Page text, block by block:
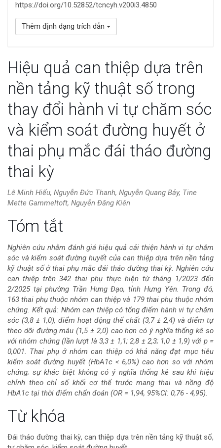
https://doi.org/10.52852/tcncyh.v200i3.4850
Thêm định dạng trích dẫn
Hiệu quả can thiệp dựa trên
nền tảng kỹ thuật số trong
thay đổi hành vi tự chăm sóc
và kiểm soát đường huyết ở
thai phụ mắc đái tháo đường
thai kỳ
Lê Minh Hiếu, Nguyễn Đức Thanh, Nguyễn Quang Bảy, Tine
Mette Gammeltoft, Nguyễn Đăng Kiên
Nội
dung
chính
của
bài
viết
Tóm tắt
Nghiên cứu nhằm đánh giá hiệu quả cải thiện hành vi tự chăm
sóc và kiểm soát đường huyết của can thiệp dựa trên nền tảng
kỹ thuật số ở thai phụ mắc đái tháo đường thai kỳ. Nghiên cứu
can thiệp trên 342 thai phụ thực hiện từ tháng 1/2023 đến
2/2025 tại phường Trần Hưng Đạo, tỉnh Hưng Yên. Trong đó,
163 thai phụ thuộc nhóm can thiệp và 179 thai phụ thuộc nhóm
chứng. Kết quả: Nhóm can thiệp có tổng điểm hành vi tự chăm
sóc (3,8 ± 1,0), điểm hoạt động thể chất (3,7 ± 2,4) và điểm tự
theo dõi đường máu (1,5 ± 2,0) cao hơn có ý nghĩa thống kê so
với nhóm chứng (lần lượt là 3,3 ± 1,1; 2,8 ± 2,3; 1,0 ± 1,9) với p =
0,001. Thai phụ ở nhóm can thiệp có khả năng đạt mục tiêu
kiểm soát đường huyết (HbA1c < 6,0%) cao hơn so với nhóm
chứng; sự khác biệt không có ý nghĩa thống kê sau khi hiệu
chỉnh theo chỉ số khối cơ thể trước mang thai và nồng độ
HbA1c tại thời điểm chẩn đoán (OR = 1,94, 95%CI: 0,76 - 4,95).
Chi
tiết
Từ khóa
Đái tháo đường thai kỳ, can thiệp dựa trên nền tảng kỹ thuật số,